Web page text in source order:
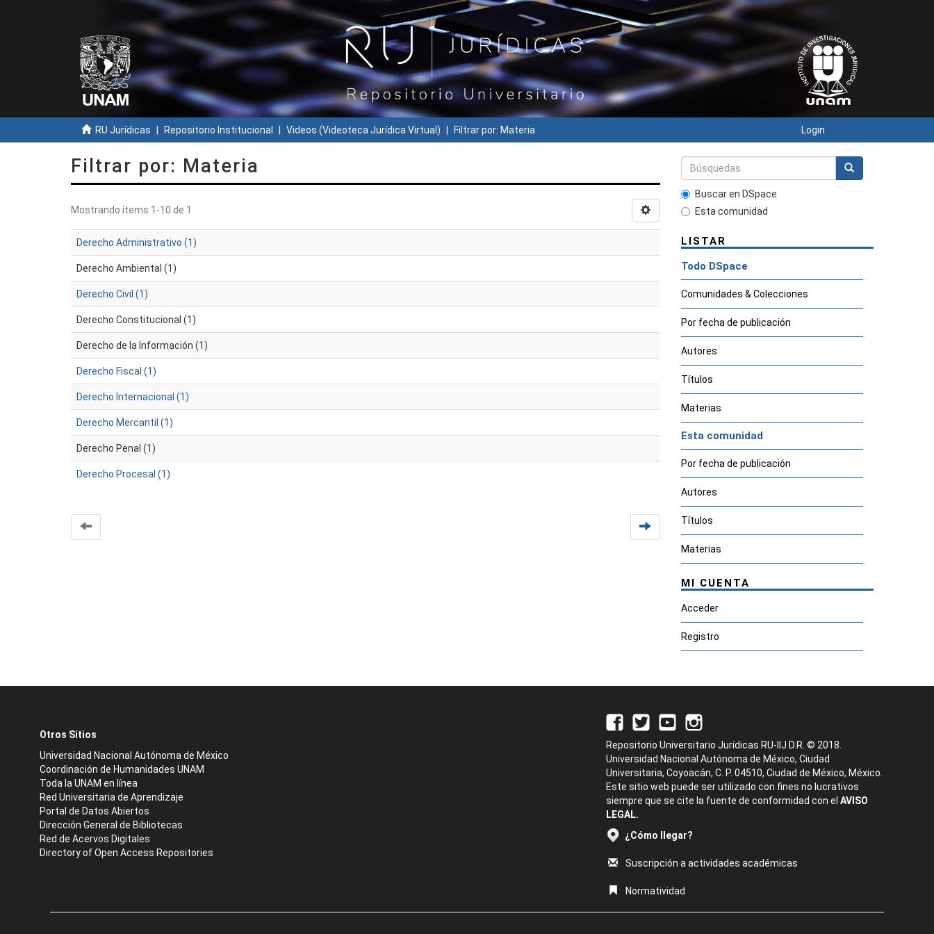
RU Jurídicas Repositorio Institucional Videos (Videoteca Jurídica Virtual) Filtrar por: Materia Login
Filtrar por: Materia
Mostrando ítems 1-10 de 1
Derecho Administrativo (1)
Derecho Ambiental (1)
Derecho Civil (1)
Derecho Constitucional (1)
Derecho de la Información (1)
Derecho Fiscal (1)
Derecho Internacional (1)
Derecho Mercantil (1)
Derecho Penal (1)
Derecho Procesal (1)
Buscar en DSpace
Esta comunidad
LISTAR
Todo DSpace
Comunidades & Colecciones
Por fecha de publicación
Autores
Títulos
Materias
Esta comunidad
Por fecha de publicación
Autores
Títulos
Materias
MI CUENTA
Acceder
Registro
Otros Sitios
Universidad Nacional Autónoma de México
Coordinación de Humanidades UNAM
Toda la UNAM en línea
Red Universitaria de Aprendizaje
Portal de Datos Abiertos
Dirección General de Bibliotecas
Red de Acervos Digitales
Directory of Open Access Repositories
Repositorio Universitario Jurídicas RU-IIJ D.R. © 2018.
Universidad Nacional Autónoma de México, Ciudad
Universitaria, Coyoacán, C. P. 04510, Ciudad de México, México.
Este sitio web puede ser utilizado con fines no lucrativos
siempre que se cite la fuente de conformidad con el AVISO
LEGAL.
¿Cómo llegar?
Suscripción a actividades académicas
Normatividad